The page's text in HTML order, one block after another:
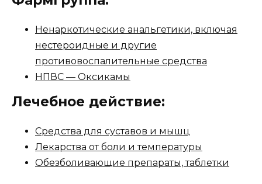
Ненаркотические анальгетики, включая
нестероидные и другие
противовоспалительные средства
НПВС — Оксикамы
Лечебное действие:
Средства для суставов и мышц
Лекарства от боли и температуры
Обезболивающие препараты, таблетки